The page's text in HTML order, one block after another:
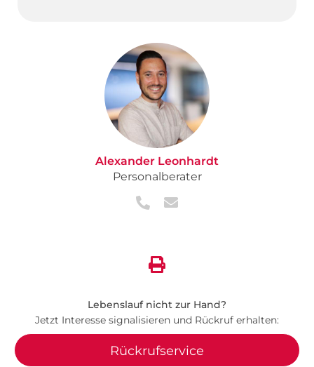
Alexander Leonhardt
Personalberater
Lebenslauf nicht zur Hand?
Jetzt Interesse signalisieren und Rückruf erhalten:
Rückrufservice